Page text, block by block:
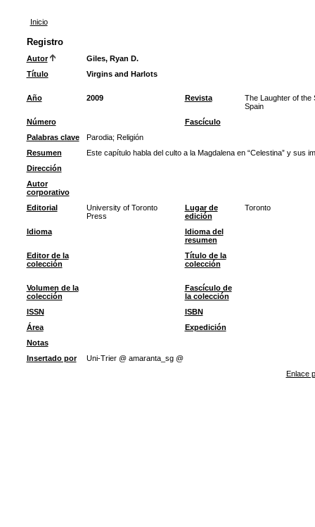
Inicio
Registro
Autor
Giles, Ryan D.
Título
Virgins and Harlots
Año 2009 Revista
The Laughter of the
Spain
Número
Fascículo
Palabras clave
Parodia; Religión
Resumen
Este capítulo habla del culto a la Magdalena en “Celestina” y sus
Dirección
Autor
corporativo
Editorial
University of Toronto
Press
Lugar de
edición
Toronto
Idioma
Idioma del
resumen
Editor de la
colección
Título de la
colección
Volumen de la
colección
Fascículo de
la colección
ISSN
ISBN
Área
Expedición
Notas
Insertado por
Uni-Trier @ amaranta_sg @
Enlace